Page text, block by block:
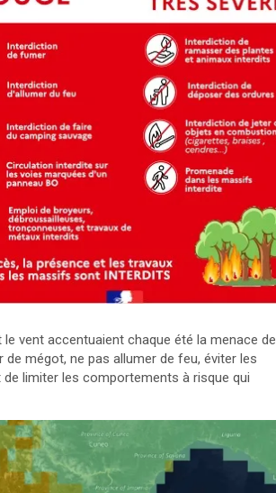
vent accentuaient chaque été la menace de
mégot, ne pas allumer de feu, éviter les
limiter les comportements à risque qui